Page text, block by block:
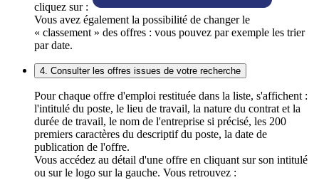
cliquez sur :
Vous avez également la possibilité de changer le
« classement » des offres : vous pouvez par exemple les trier
par date.
4. Consulter les offres issues de votre recherche
Pour chaque offre d'emploi restituée dans la liste, s'affichent :
l'intitulé du poste, le lieu de travail, la nature du contrat et la
durée de travail, le nom de l'entreprise si précisé, les 200
premiers caractères du descriptif du poste, la date de
publication de l'offre.
Vous accédez au détail d'une offre en cliquant sur son intitulé
ou sur le logo sur la gauche. Vous retrouvez :